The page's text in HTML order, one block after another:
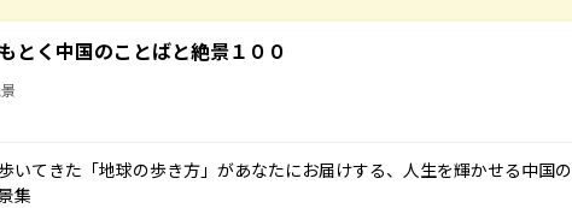
とく中国のことばと絶景１００
いてきた「地球の歩き方」があなたにお届けする、人生を輝かせる中国の
集